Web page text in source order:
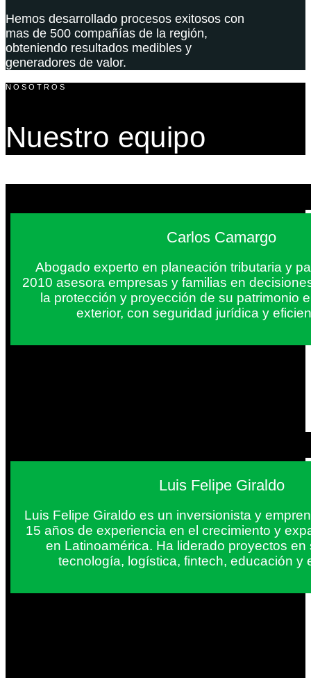
Hemos desarrollado procesos exitosos con
mas de 500 compañías de la región,
obteniendo resultados medibles y
generadores de valor.
NOSOTROS
Nuestro equipo
Carlos Camargo
Abogado experto en planeación tributaria y
2010 asesora empresas y familias en
la protección y proyección de su patrimonio
exterior, con seguridad jurídica y
Luis Felipe Giraldo
Luis Felipe Giraldo es un inversionista y
15 años de experiencia en el crecimiento y
en Latinoamérica. Ha liderado proyectos en
tecnología, logística, fintech, educación y